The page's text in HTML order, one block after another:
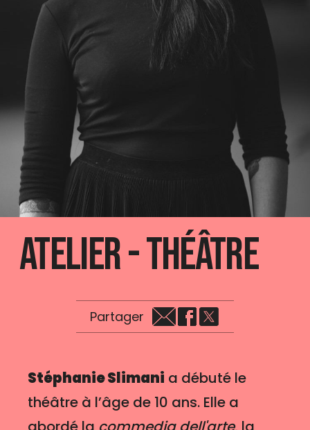
Atelier - Théâtre
Partager
Stéphanie Slimani a débuté le
théâtre à l’âge de 10 ans. Elle a